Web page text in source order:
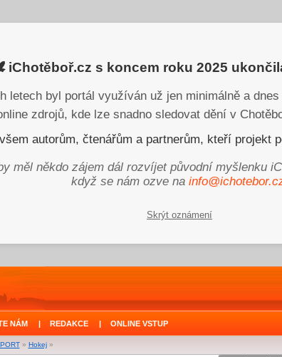
iChotěboř.cz s koncem roku 2025
letech byl portál využíván už jen minimálně a
zdrojů, kde lze snadno sledovat dění v
autorům, čtenářům a partnerům, kteří projekt
měl někdo zájem dál rozvíjet původní myšlenku
když se nám ozve na
Skrýt oznámení
NÁM | REDAKCE | ONLINE VSTUP
» Hokej»